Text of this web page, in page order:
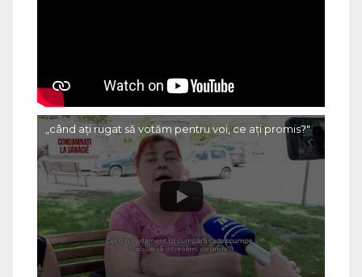
„când ați rugat să votăm pentru voi, ce ați promis?"